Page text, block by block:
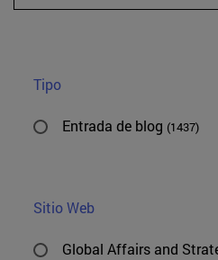
Tipo
Entrada de blog (1437)
Sitio Web
Global Affairs and